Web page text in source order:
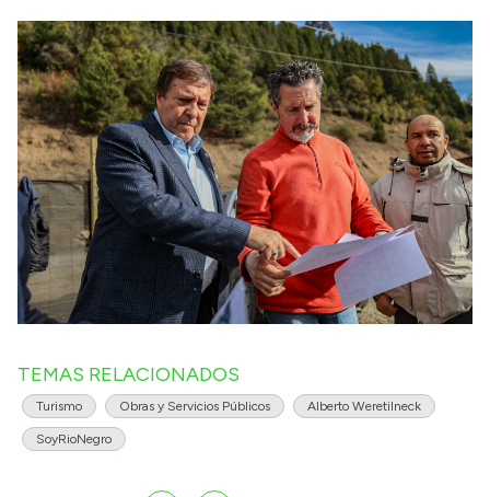
TEMAS RELACIONADOS
Turismo Obras y Servicios Públicos Alberto Weretilneck
SoyRioNegro